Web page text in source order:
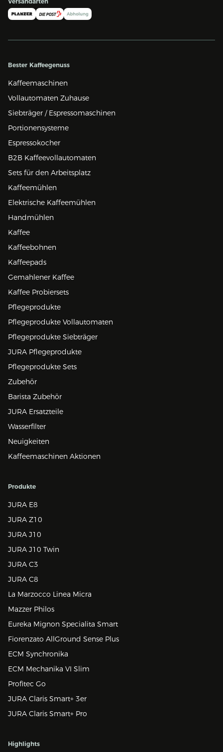
Bester Kaffeegenuss
Kaffeemaschinen
Vollautomaten Zuhause
Siebträger / Espressomaschinen
Portionensysteme
Espressokocher
B2B Kaffeevollautomaten
Sets für den Arbeitsplatz
Kaffeemühlen
Elektrische Kaffeemühlen
Handmühlen
Kaffee
Kaffeebohnen
Kaffeepads
Gemahlener Kaffee
Kaffee Probiersets
Pflegeprodukte
Pflegeprodukte Vollautomaten
Pflegeprodukte Siebträger
JURA Pflegeprodukte
Pflegeprodukte Sets
Zubehör
Barista Zubehör
JURA Ersatzteile
Wasserfilter
Neuigkeiten
Kaffeemaschinen Aktionen
Produkte
JURA E8
JURA Z10
JURA J10
JURA J10 Twin
JURA C3
JURA C8
La Marzocco Linea Micra
Mazzer Philos
Eureka Mignon Specialita Smart
Fiorenzato AllGround Sense Plus
ECM Synchronika
ECM Mechanika VI Slim
Profitec Go
JURA Claris Smart+ 3er
JURA Claris Smart+ Pro
Highlights